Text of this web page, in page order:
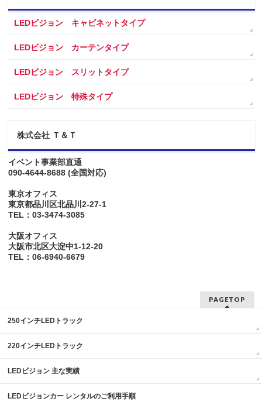
LEDビジョン キャビネットタイプ
LEDビジョン カーテンタイプ
LEDビジョン スリットタイプ
LEDビジョン 特殊タイプ
株式会社 Ｔ＆Ｔ
イベント事業部直通
090-4644-8688 (全国対応)
東京オフィス
東京都品川区北品川2-27-1
TEL：03-3474-3085
大阪オフィス
大阪市北区大淀中1-12-20
TEL：06-6940-6679
PAGETOP
250インチLEDトラック
220インチLEDトラック
LEDビジョン 主な実績
LEDビジョンカー レンタルのご利用手順